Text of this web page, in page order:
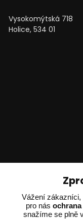
Vysokomýtská 718
Holice, 534 01
Ing.
+420
(Po-Pá
Vážení zákazníci,
pro nás
snažíme se plně